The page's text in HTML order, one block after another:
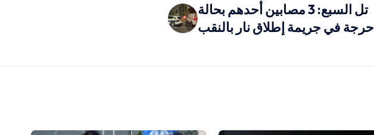
تل السبع: 3 مصابين أحدهم بحالة
حرجة في جريمة إطلاق نار بالنقب